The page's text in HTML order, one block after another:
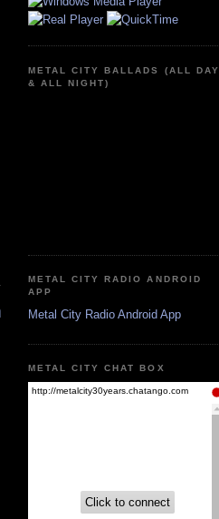
METAL CITY BALLADS (ALL DAY
& ALL NIGHT)
METAL CITY RADIO ANDROID
APP
Metal City Radio Android App
METAL CITY CHAT BOX